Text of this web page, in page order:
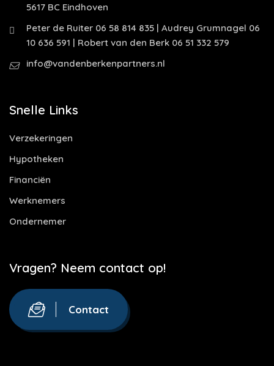
5617 BC Eindhoven
Peter de Ruiter 06 58 814 835 | Audrey Grumnagel 06
10 636 591 | Robert van den Berk 06 51 332 579
info@vandenberkenpartners.nl
Snelle Links
Verzekeringen
Hypotheken
Financiën
Werknemers
Ondernemer
Vragen? Neem contact op!
Contact